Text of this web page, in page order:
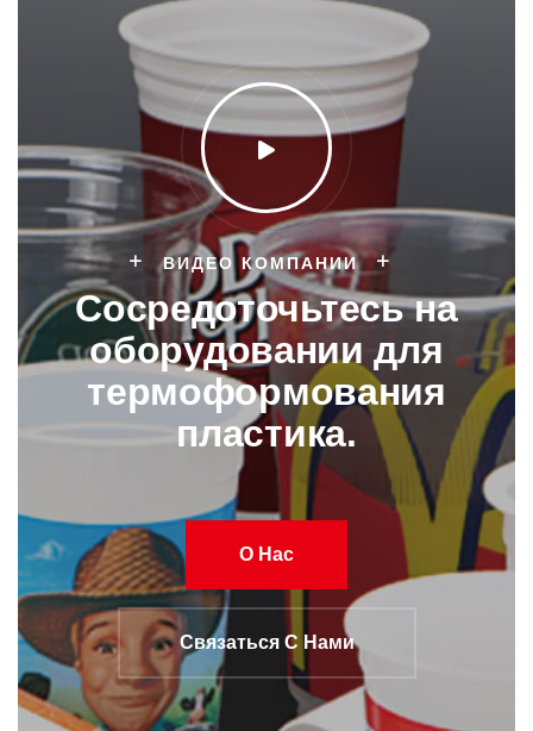
ВИДЕО КОМПАНИИ
Сосредоточьтесь на
оборудовании для
термоформования
пластика.
О Нас
Связаться С Нами